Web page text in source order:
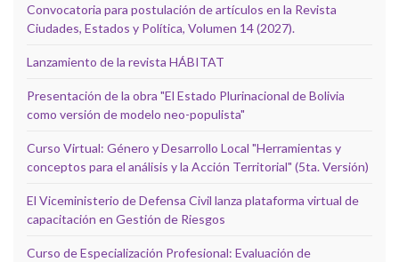
Convocatoria para postulación de artículos en la Revista
Ciudades, Estados y Política, Volumen 14 (2027).
Lanzamiento de la revista HÁBITAT
Presentación de la obra "El Estado Plurinacional de Bolivia
como versión de modelo neo-populista"
Curso Virtual: Género y Desarrollo Local "Herramientas y
conceptos para el análisis y la Acción Territorial" (5ta. Versión)
El Viceministerio de Defensa Civil lanza plataforma virtual de
capacitación en Gestión de Riesgos
Curso de Especialización Profesional: Evaluación de